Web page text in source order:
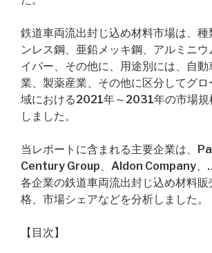
鉄道車両流出封じ込め材料市場は、種
ンレス鋼、亜鉛メッキ鋼、アルミニ
イバー、その他に、用途別には、自
業、製薬産業、その他に区分してグ
域における2021年～2031年の市場規
しました。
当レポートに含まれる主要企業は、
Century Group、Aldon Company、…
各企業の鉄道車両流出封じ込め材料販
格、市場シェアなどを分析しました。
【目次】